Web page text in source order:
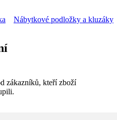
Nábytkové podložky a kluzáky
zákazníků, kteří zboží